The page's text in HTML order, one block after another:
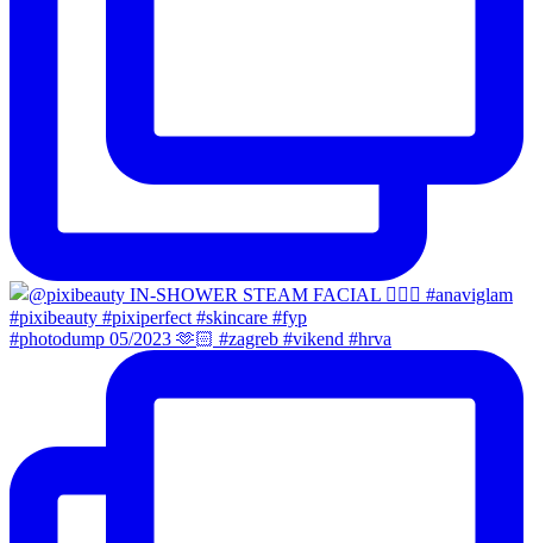
#photodump 05/2023 🫶🏻 #zagreb #vikend #hrva